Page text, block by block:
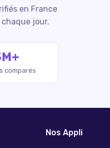
en France
jour.
comparés
Nos Appli